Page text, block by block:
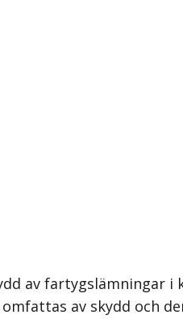
av fartygslämningar i
av skydd och